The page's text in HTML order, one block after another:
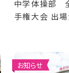
中学体操部
手権大会 出場
お知らせ